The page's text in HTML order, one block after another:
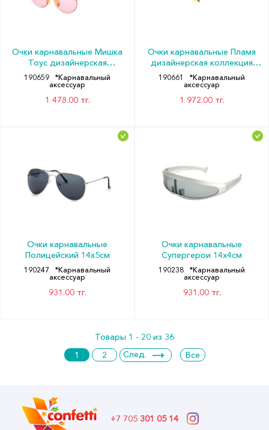
Очки карнавальные Мишка
Тоус дизайнерская
коллекция стекло, металл
190659
*Карнавальный
аксессуар
1 478.00 тг.
Очки карнавальные Пламя
дизайнерская коллекция
стекло металл
190661
*Карнавальный
аксессуар
1 972.00 тг.
Очки карнавальные
Полицейский 14х5см
190247
*Карнавальный
аксессуар
931.00 тг.
Очки карнавальные
Супергерои 14х4см
190238
*Карнавальный
аксессуар
931.00 тг.
Товары 1 - 20 из 36
1
2 След. Все
+7 705 301 05 14